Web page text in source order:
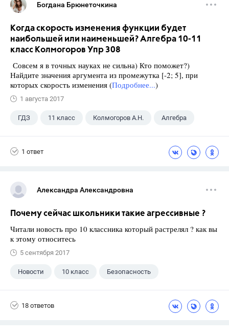
Богдана Брюнеточкина
Когда скорость изменения функции будет
наибольшей или наименьшей? Алгебра 10-11
класс Колмогоров Упр 308
Совсем я в точных науках не сильна) Кто поможет?)
Найдите значения аргумента из промежутка [-2; 5], при
которых скорость изменения (Подробнее...)
1 августа 2017
ГДЗ 11 класс Колмогоров А.Н. Алгебра
1 ответ
Александра Александровна
Почему сейчас школьники такие агрессивные ?
Читали новость про 10 классника который растрелял ? как вы
к этому относитесь
5 сентября 2017
Новости 10 класс Безопасность
18 ответов